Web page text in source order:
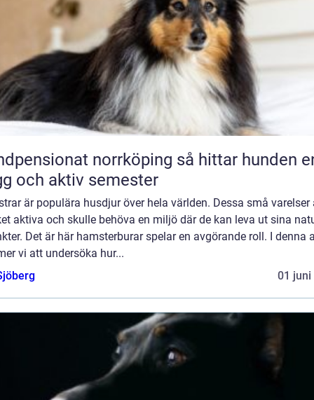
norrköping så hittar hunden en
och aktiv semester
är populära husdjur över hela världen. Dessa små varelser
aktiva och skulle behöva en miljö där de kan leva ut sina
Det är här hamsterburar spelar en avgörande roll. I denna
vi att undersöka hur...
01 juni